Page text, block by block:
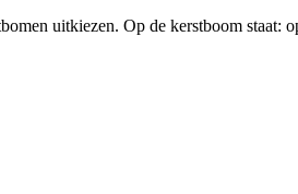
uitkiezen. Op de kerstboom staat: